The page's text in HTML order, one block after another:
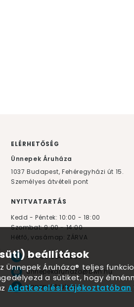
ELÉRHETŐSÉG
Ünnepek Áruháza
1037 Budapest, Fehéregyházi út 15.
Személyes átvételi pont
NYITVATARTÁS
Kedd - Péntek: 10:00 - 18:00
Szombat: 9:00 - 14:00
Hétfő, vasárnap: ZÁRVA
+36 30 984 6955
unnepekaruhaza@bwh.hu
UnnepekAruhaza
beállítások
Ünnepek Áruháza® teljes
a sütiket, hogy
Adatkezelési tájékoztatóban